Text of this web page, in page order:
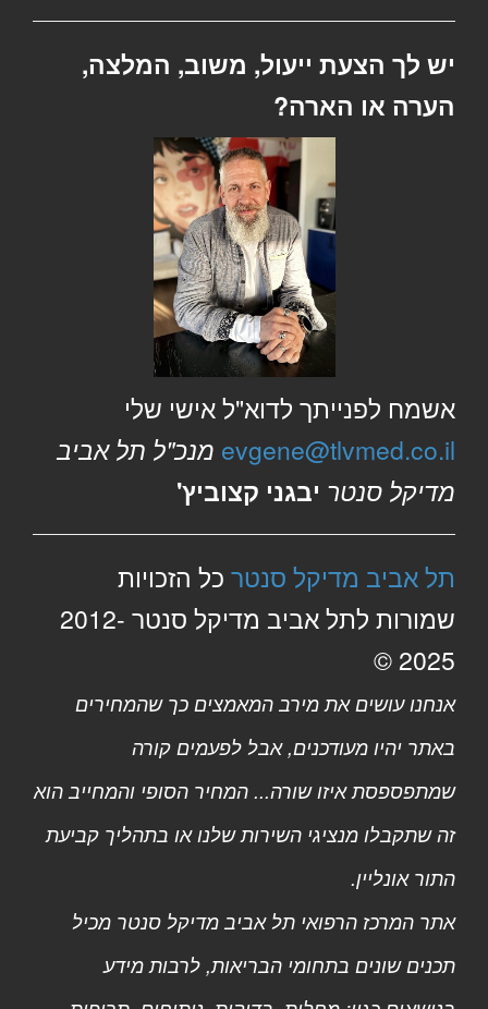
יש לך הצעת ייעול, משוב, המלצה,
הערה או הארה?
אשמח לפנייתך לדוא"ל אישי שלי
evgene@tlvmed.co.il מנכ"ל תל אביב
מדיקל סנטר יבגני קצוביץ'
תל אביב מדיקל סנטר כל הזכויות
שמורות לתל אביב מדיקל סנטר 2012-
2025 ©
אנחנו עושים את מירב המאמצים כך שהמחירים
באתר יהיו מעודכנים, אבל לפעמים קורה
שמתפספסת איזו שורה... המחיר הסופי והמחייב הוא
זה שתקבלו מנציגי השירות שלנו או בתהליך קביעת
התור אונליין.
אתר המרכז הרפואי תל אביב מדיקל סנטר מכיל
תכנים שונים בתחומי הבריאות, לרבות מידע